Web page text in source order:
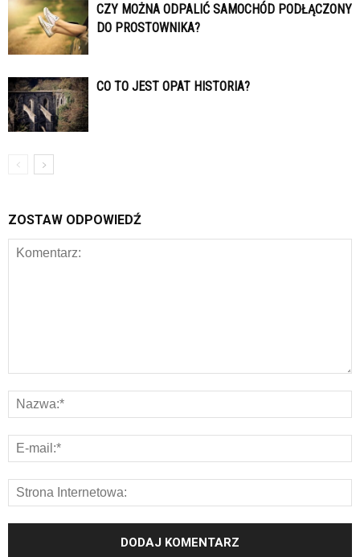
CZY MOŻNA ODPALIĆ SAMOCHÓD PODŁĄCZONY
DO PROSTOWNIKA?
CO TO JEST OPAT HISTORIA?
ZOSTAW ODPOWIEDŹ